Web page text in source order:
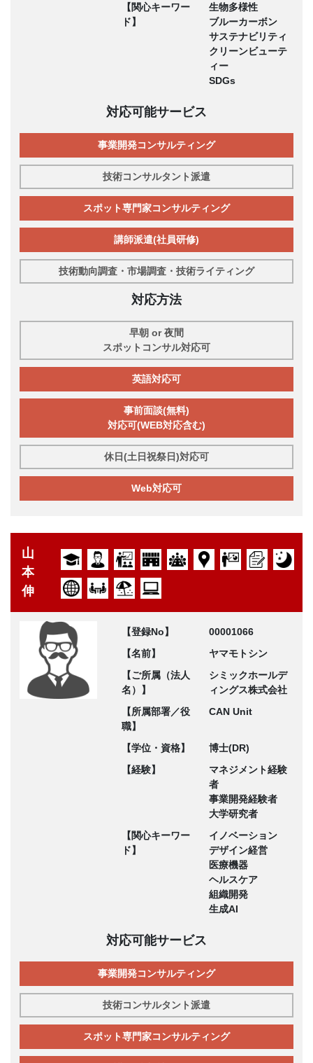
【関心キーワー
ド】
生物多様性
ブルーカーボン
サステナビリティ
クリーンビューテ
ィー
SDGs
対応可能サービス
事業開発コンサルティング
技術コンサルタント派遣
スポット専門家コンサルティング
講師派遣(社員研修)
技術動向調査・市場調査・技術ライティング
対応方法
早朝 or 夜間
スポットコンサル対応可
英語対応可
事前面談(無料)
対応可(WEB対応含む)
休日(土日祝祭日)対応可
Web対応可
山
本
伸
【登録No】
00001066
【名前】
ヤマモトシン
【ご所属（法人
名）】
シミックホールデ
ィングス株式会社
【所属部署／役
職】
CAN Unit
【学位・資格】
博士(DR)
【経験】
マネジメント経験
者
事業開発経験者
大学研究者
【関心キーワー
ド】
イノベーション
デザイン経営
医療機器
ヘルスケア
組織開発
生成AI
対応可能サービス
事業開発コンサルティング
技術コンサルタント派遣
スポット専門家コンサルティング